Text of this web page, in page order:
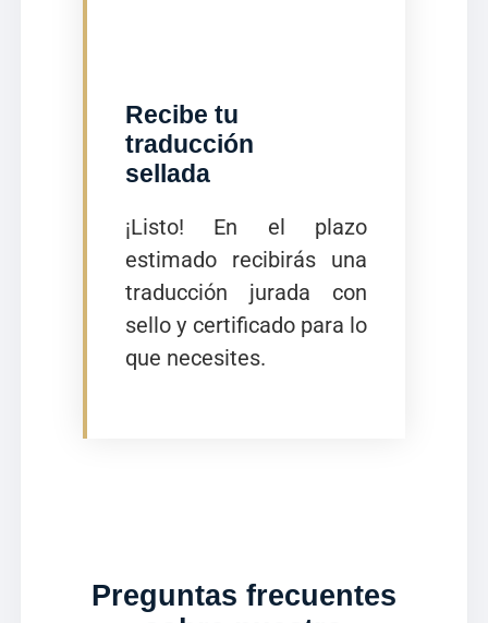
Recibe tu
traducción
sellada
¡Listo! En el plazo
estimado recibirás una
traducción jurada con
sello y certificado para lo
que necesites.
Preguntas frecuentes